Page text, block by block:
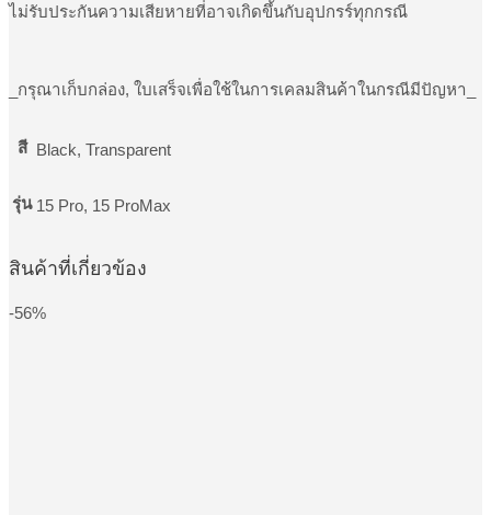
ไม่รับประกันความเสียหายที่อาจเกิดขึ้นกับอุปกรร์ทุกกรณี
_กรุณาเก็บกล่อง, ใบเสร็จเพื่อใช้ในการเคลมสินค้าในกรณีมีปัญหา_
สี Black, Transparent
รุ่น 15 Pro, 15 ProMax
สินค้าที่เกี่ยวข้อง
-56%